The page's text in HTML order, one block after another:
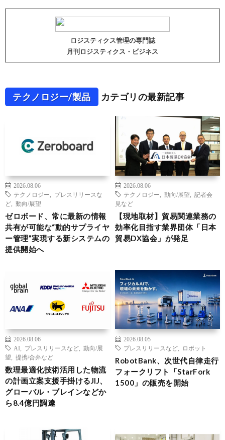
ロジスティクス管理の専門誌
月刊ロジスティクス・ビジネス
テクノロジー/製品 カテゴリの最新記事
2026.08.06
テクノロジー
プレスリリースな
ど
動向/展望
ゼロボード、常に最新の情報
共有が可能な“動的サプライヤ
ー管理”実現する新システムの
提供開始へ
2026.08.06
テクノロジー
動向/展望
記者会
見など
【現地取材】貿易関連業務の
効率化目指す業界団体「日本
貿易DX協会」が発足
2026.08.06
AI
プレスリリースなど
動向/展
望
提携/合弁など
数理最適化技術活用した物流
の計画立案支援手掛けるJIJ、
グローバル・ブレインなどか
ら8.4億円調達
2026.08.05
プレスリリースなど
ロボット
RobotBank、次世代自律走行
フォークリフト「StarFork
1500」の販売を開始